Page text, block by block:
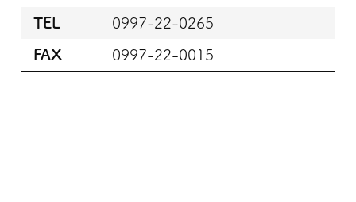
TEL 0997-22-0265
FAX 0997-22-0015